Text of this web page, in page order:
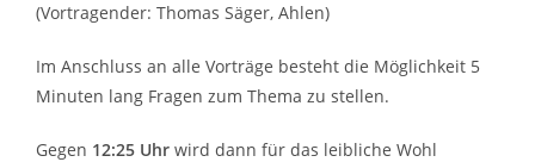
(Vortragender: Thomas Säger, Ahlen)
Im Anschluss an alle Vorträge besteht die Möglichkeit 5
Minuten lang Fragen zum Thema zu stellen.
Gegen 12:25 Uhr wird dann für das leibliche Wohl